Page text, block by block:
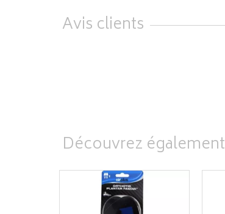
Avis clients
Découvrez également